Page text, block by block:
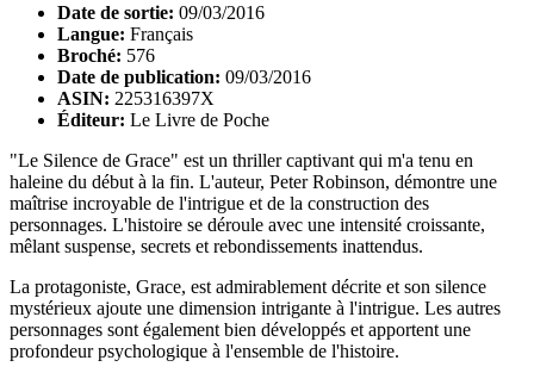
Date de sortie: 09/03/2016
Langue: Français
Broché: 576
Date de publication: 09/03/2016
ASIN: 225316397X
Éditeur: Le Livre de Poche
"Le Silence de Grace" est un thriller captivant qui m'a tenu en
haleine du début à la fin. L'auteur, Peter Robinson, démontre une
maîtrise incroyable de l'intrigue et de la construction des
personnages. L'histoire se déroule avec une intensité croissante,
mêlant suspense, secrets et rebondissements inattendus.
La protagoniste, Grace, est admirablement décrite et son silence
mystérieux ajoute une dimension intrigante à l'intrigue. Les autres
personnages sont également bien développés et apportent une
profondeur psychologique à l'ensemble de l'histoire.